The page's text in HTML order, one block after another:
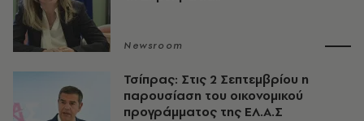
Newsroom
Τσίπρας: Στις 2 Σεπτεμβρίου η
παρουσίαση του οικονομικού
προγράμματος της ΕΛ.Α.Σ